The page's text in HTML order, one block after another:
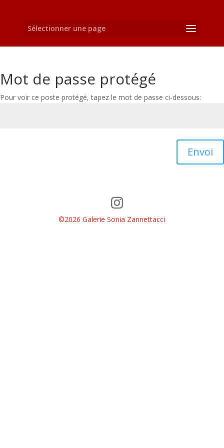
Sélectionner une page
Mot de passe protégé
Pour voir ce poste protégé, tapez le mot de passe ci-dessous:
Envoi
©2026 Galerie Sonia Zannettacci